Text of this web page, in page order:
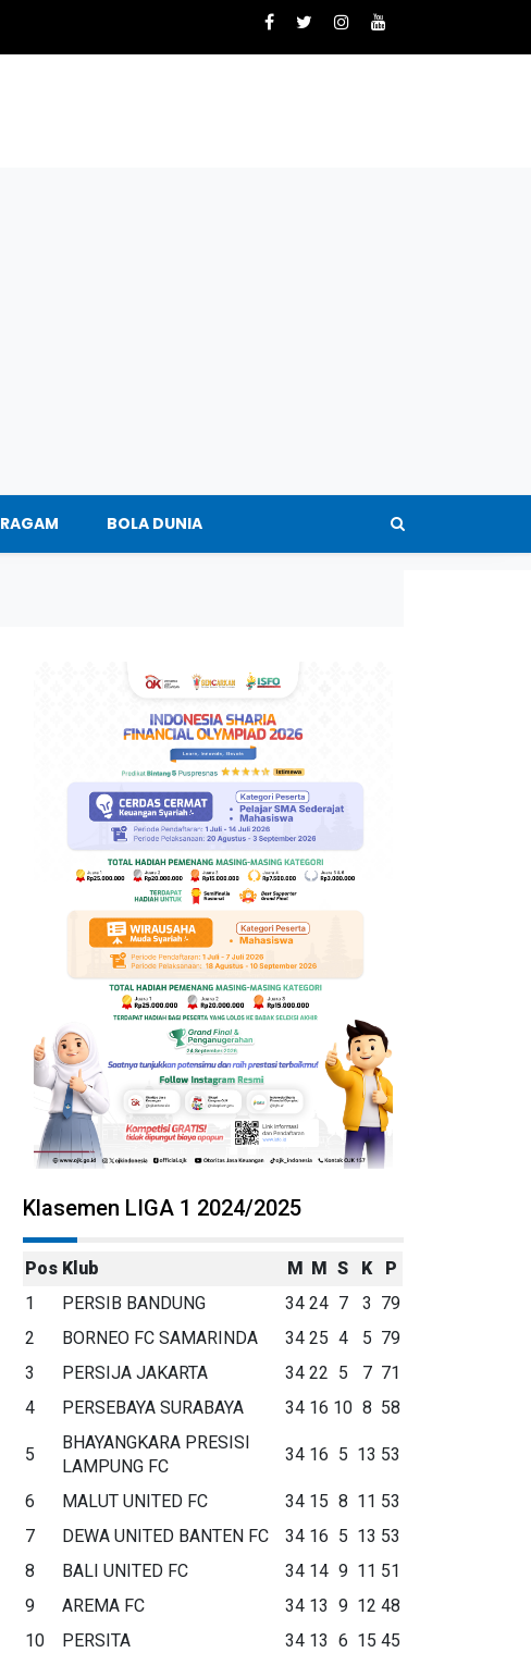
RAGAM BOLA DUNIA
Klasemen LIGA 1 2024/2025
Pos Klub M M S K
P
1
PERSIB BANDUNG 34 24 7 3 79
2
BORNEO FC SAMARINDA 34 25 4 5 79
3
PERSIJA JAKARTA 34 22 5 7 71
4
PERSEBAYA SURABAYA 34 16 10 8 58
5
BHAYANGKARA PRESISI
LAMPUNG FC
34 16 5 13 53
6 MALUT UNITED FC 34 15 8 11 53
7
DEWA UNITED BANTEN FC 34 16 5 13 53
8
BALI UNITED FC 34 14 9 11 51
9
AREMA FC 34 13 9 12 48
10
PERSITA 34 13 6 15 45